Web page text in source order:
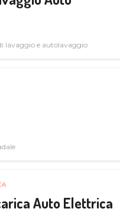
lavaggio e autolavaggio
Auto Elettrica